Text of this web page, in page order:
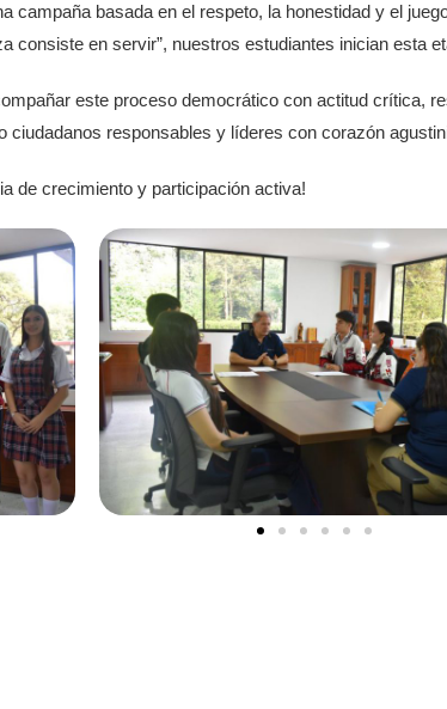
campaña basada en el respeto, la honestidad y el
consiste en servir”, nuestros estudiantes inician esta
este proceso democrático con actitud crítica,
ciudadanos responsables y líderes con corazón
de crecimiento y participación activa!